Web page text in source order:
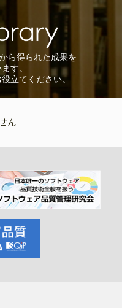
ら得られた成果を
す。
役立てください。
ん